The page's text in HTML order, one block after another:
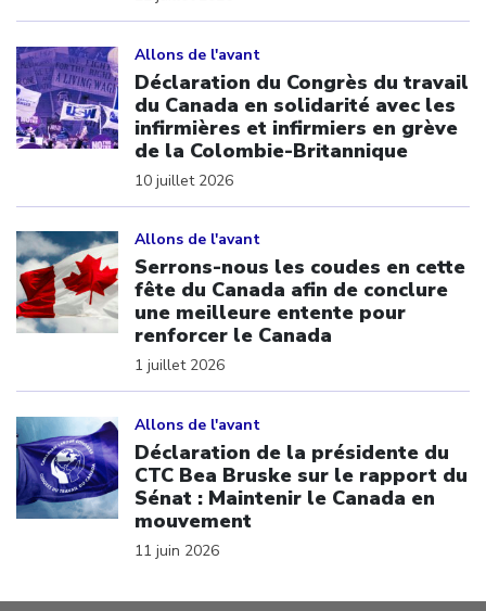
Allons de l'avant
Déclaration du Congrès du travail
du Canada en solidarité avec les
infirmières et infirmiers en grève
de la Colombie-Britannique
10 juillet 2026
Allons de l'avant
Serrons-nous les coudes en cette
fête du Canada afin de conclure
une meilleure entente pour
renforcer le Canada
1 juillet 2026
Allons de l'avant
Déclaration de la présidente du
CTC Bea Bruske sur le rapport du
Sénat : Maintenir le Canada en
mouvement
11 juin 2026